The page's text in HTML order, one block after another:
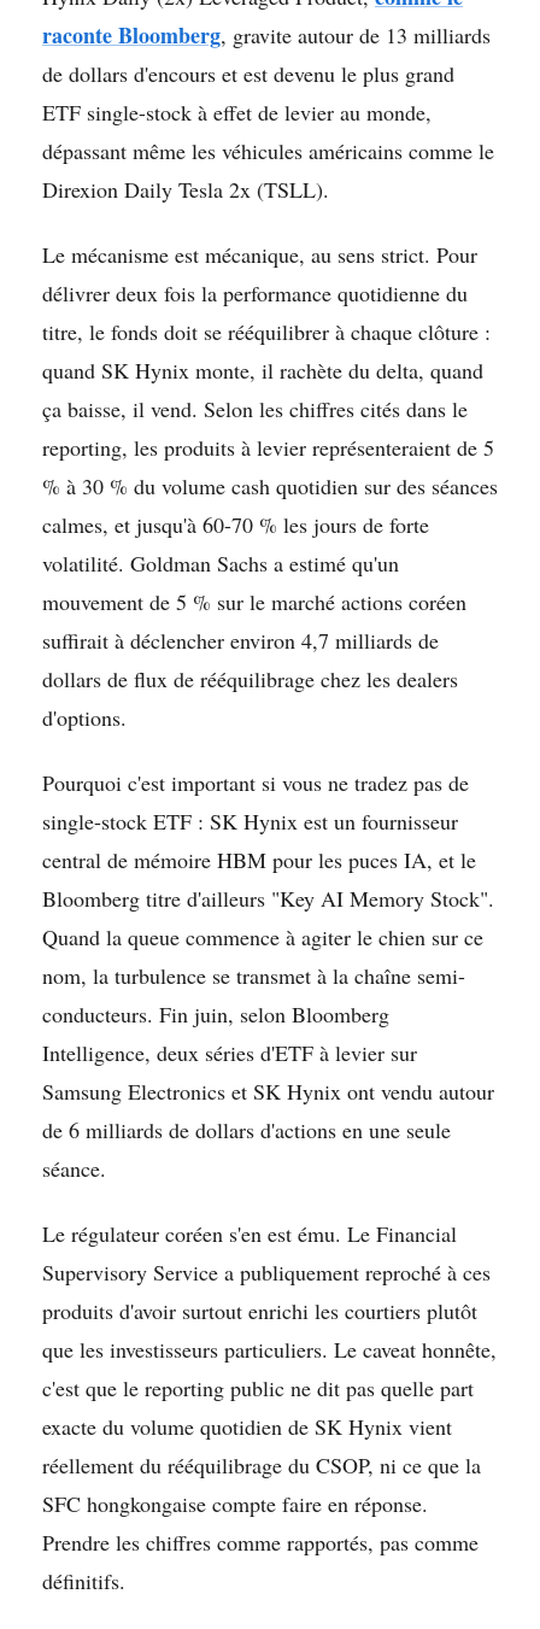
raconte Bloomberg, gravite autour de 13 milliards
de dollars d'encours et est devenu le plus grand
ETF single-stock à effet de levier au monde,
dépassant même les véhicules américains comme le
Direxion Daily Tesla 2x (TSLL).
Le mécanisme est mécanique, au sens strict. Pour
délivrer deux fois la performance quotidienne du
titre, le fonds doit se rééquilibrer à chaque clôture :
quand SK Hynix monte, il rachète du delta, quand
ça baisse, il vend. Selon les chiffres cités dans le
reporting, les produits à levier représenteraient de 5
% à 30 % du volume cash quotidien sur des séances
calmes, et jusqu'à 60-70 % les jours de forte
volatilité. Goldman Sachs a estimé qu'un
mouvement de 5 % sur le marché actions coréen
suffirait à déclencher environ 4,7 milliards de
dollars de flux de rééquilibrage chez les dealers
d'options.
Pourquoi c'est important si vous ne tradez pas de
single-stock ETF : SK Hynix est un fournisseur
central de mémoire HBM pour les puces IA, et le
Bloomberg titre d'ailleurs "Key AI Memory Stock".
Quand la queue commence à agiter le chien sur ce
nom, la turbulence se transmet à la chaîne semi-
conducteurs. Fin juin, selon Bloomberg
Intelligence, deux séries d'ETF à levier sur
Samsung Electronics et SK Hynix ont vendu autour
de 6 milliards de dollars d'actions en une seule
séance.
Le régulateur coréen s'en est ému. Le Financial
Supervisory Service a publiquement reproché à ces
produits d'avoir surtout enrichi les courtiers plutôt
que les investisseurs particuliers. Le caveat honnête,
c'est que le reporting public ne dit pas quelle part
exacte du volume quotidien de SK Hynix vient
réellement du rééquilibrage du CSOP, ni ce que la
SFC hongkongaise compte faire en réponse.
Prendre les chiffres comme rapportés, pas comme
définitifs.